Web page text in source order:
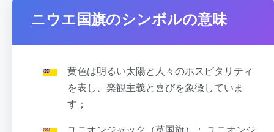
ニウエ国旗のシンボルの意味
黄色は明るい太陽と人々のホスピタリティ
を表し、楽観主義と喜びを象徴していま
す；